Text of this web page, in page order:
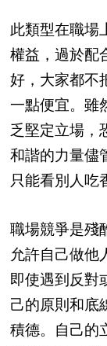
此類型在職場
權益，過於配
好，大家都不
一點便宜。雖
乏堅定立場，
和諧的力量儘
只能看別人吃
職場競爭是殘
允許自己做他
即使遇到反對
己的原則和底
積德。自己的